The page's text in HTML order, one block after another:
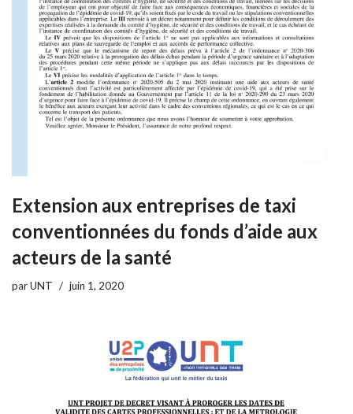
Extension aux entreprises de taxi
conventionnées du fonds d’aide aux
acteurs de la santé
parUNT juin 1, 2020